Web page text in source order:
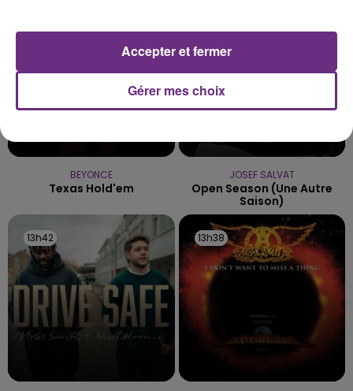
BEYONCE
Texas Hold'em
JOSEF SALVAT
Open Season (une Autre
Saison)
13h42
13h42 13h38
13h38
Gérer mes choix
Accepter et fermer